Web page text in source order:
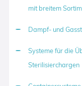
mit breitem
Dampf- und
Systeme für die
Sterilisierchargen